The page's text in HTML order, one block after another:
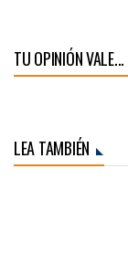
TU OPINIÓN VALE...
LEA TAMBIÉN